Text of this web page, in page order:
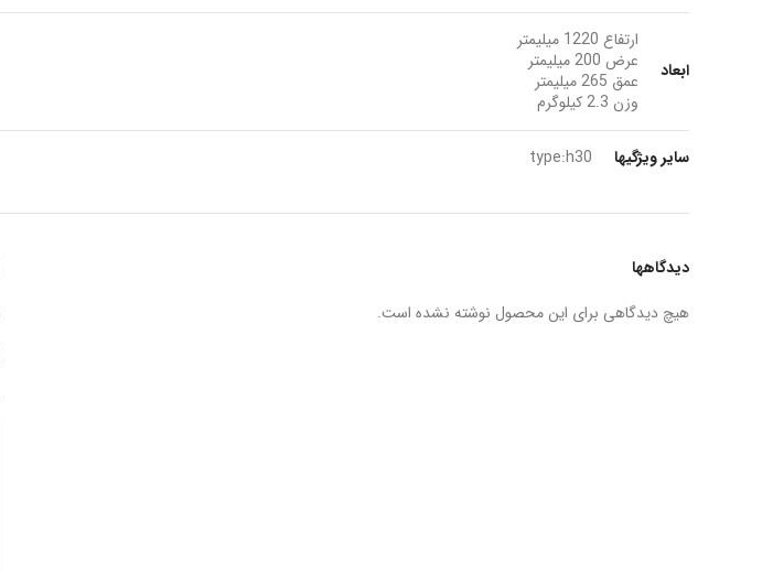
ابعاد
ارتفاع 1220 میلیمتر
عرض 200 میلیمتر
عمق 265 میلیمتر
وزن 2.3 کیلوگرم
سایر ویژگیها type:h30
دیدگاهها
هیچ دیدگاهی برای این محصول نوشته نشده است.